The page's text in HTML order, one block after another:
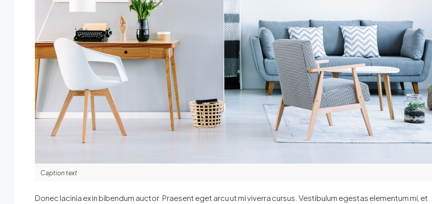
Caption text
Donec lacinia ex in bibendum auctor. Praesent eget arcu ut mi viverra cursus. Vestibulum egestas elementum mi, et